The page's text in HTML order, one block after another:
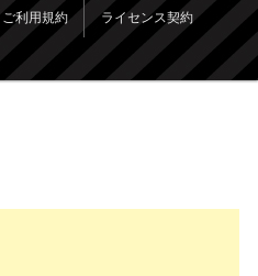
ご利用規約 ライセンス契約